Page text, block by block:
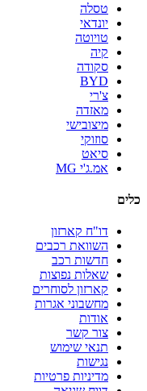
טסלה
יונדאי
טויוטה
קיה
סקודה
BYD
צ'רי
מאזדה
מיצובישי
סוזוקי
סיאט
אמ.ג'י MG
כלים
דו"ח קארזון
השוואת רכבים
חדשות רכב
שאלות נפוצות
קארזון לסוחרים
מחשבוני אגרות
אודות
צור קשר
תנאי שימוש
נגישות
מדיניות פרטיות